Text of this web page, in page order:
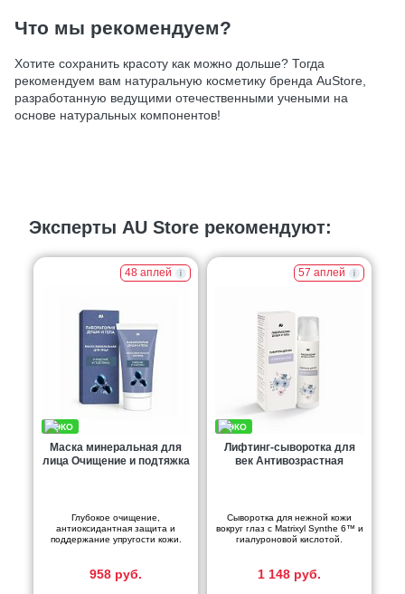
Что мы рекомендуем?
Хотите сохранить красоту как можно дольше? Тогда
рекомендуем вам натуральную косметику бренда AuStore,
разработанную ведущими отечественными учеными на
основе натуральных компонентов!
Эксперты AU Store рекомендуют:
48 аплей
Маска минеральная для
лица Очищение и подтяжка
Глубокое очищение,
антиоксидантная защита и
поддержание упругости кожи.
958 руб.
57 аплей
Лифтинг-сыворотка для
век Антивозрастная
Сыворотка для нежной кожи
вокруг глаз с Matrixyl Synthe 6™ и
гиалуроновой кислотой.
1 148 руб.